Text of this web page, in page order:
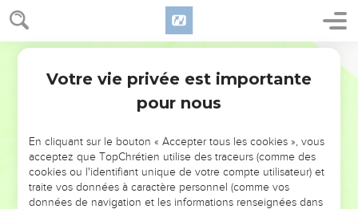
NE MANQUEZ PAS L’ÉVÉNEMENT
DE L’ANNÉE !
ET SI LEURS ERREURS POUVAIENT VOUS ÉVITER LES
VOTRES ?
Votre vie privée est importante
pour nous
En cliquant sur le bouton « Accepter tous les cookies », vous
acceptez que TopChrétien utilise des traceurs (comme des
cookies ou l'identifiant unique de votre compte utilisateur) et
traite vos données à caractère personnel (comme vos
données de navigation et les informations renseignées dans